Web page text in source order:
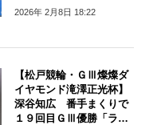
2026年 2月8日 18:22
【松戸競輪・ＧⅢ燦燦ダ
イヤモンド滝澤正光杯】
深谷知広 番手まくりで
１９回目ＧⅢ優勝「ライ